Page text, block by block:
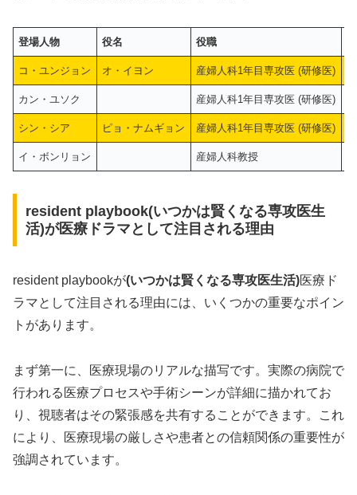
登場人物 役名 役職
コ・ユンジョン オ・イヨン 産婦人科1年目専攻医 (研修医)
カン・ユソク 産婦人科1年目専攻医 (研修医)
シン・シア ピョ・ナムギョン 産婦人科1年目専攻医 (研修医)
イ・ボンリョン 産婦人科教授
resident playbook(いつかは賢くなる専攻医生
活)が医療ドラマとして注目される理由
resident playbookが(いつかは賢くなる専攻医生活)医療ド
ラマとして注目される理由には、いくつかの重要なポイン
トがあります。
まず第一に、医療現場のリアルな描写です。実際の病院で
行われる医療プロセスや手術シーンが詳細に描かれてお
り、視聴者はその緊張感を共有することができます。これ
により、医療現場の厳しさや患者との信頼関係の重要性が
強調されています。